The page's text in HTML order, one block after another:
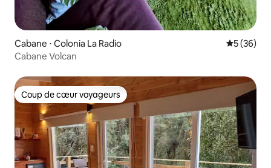
Cabane ⋅ Colonia La Radio
5 (36)
Cabane Volcan
Coup de cœur voyageurs
Coup de cœur voyageurs